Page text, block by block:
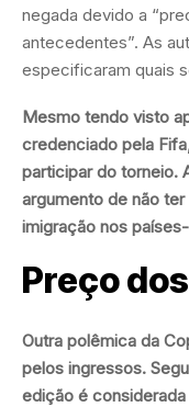
negada devido a
antecedentes”. As
especificaram quais
Mesmo tendo visto
credenciado pela
participar do torneio.
argumento de não
imigração nos
Preço
Outra polêmica da
pelos ingressos.
edição é